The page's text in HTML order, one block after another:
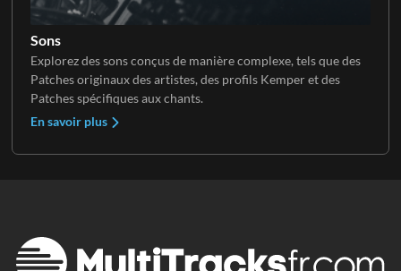
Sons
Explorez des sons conçus de manière complexe, tels que des
Patches originaux des artistes, des profils Kemper et des
Patches spécifiques aux chants.
En savoir plus